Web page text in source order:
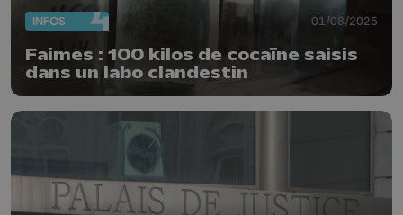
INFOS 01/08/2025
Faimes : 100 kilos de cocaïne saisis
dans un labo clandestin